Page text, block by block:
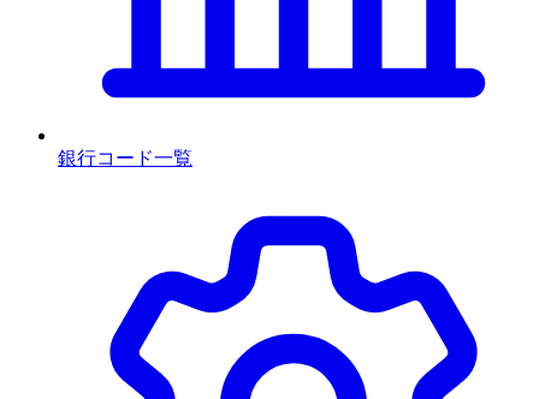
銀行コード一覧